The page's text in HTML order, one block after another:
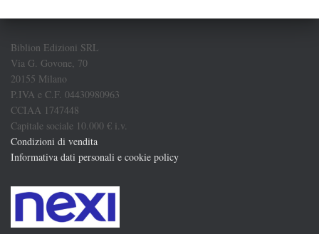
Biblion Edizioni SRL
Via G. Govone, 70
20155 Milano
P.IVA e C.F. 04430980963
CCIAA 1747448
Capitale sociale 10.000 € i.v.
Condizioni di vendita
Informativa dati personali e cookie policy